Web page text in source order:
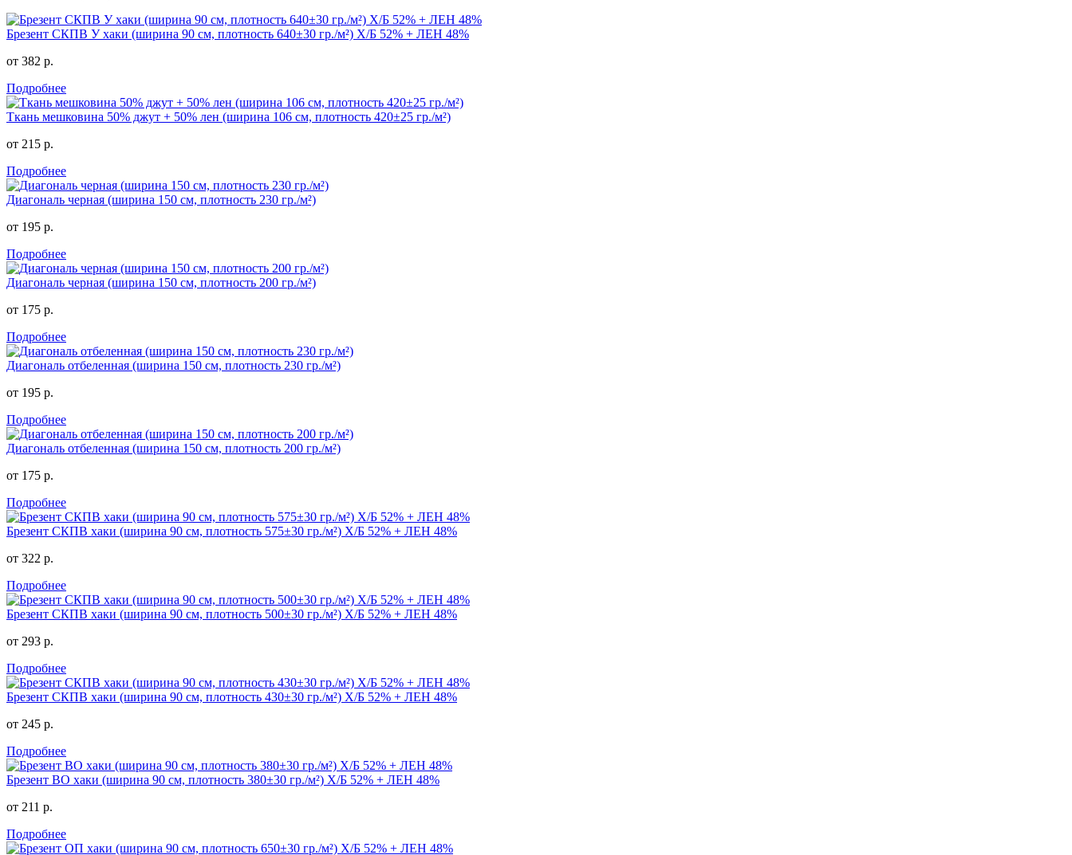
Брезент СКПВ У хаки (ширина 90 см, плотность 640±30 гр./м²) Х/Б 52% + ЛЕН 48%
от 382 р.
Подробнее
Ткань мешковина 50% джут + 50% лен (ширина 106 см, плотность 420±25 гр./м²)
от 215 р.
Подробнее
Диагональ черная (ширина 150 см, плотность 230 гр./м²)
от 195 р.
Подробнее
Диагональ черная (ширина 150 см, плотность 200 гр./м²)
от 175 р.
Подробнее
Диагональ отбеленная (ширина 150 см, плотность 230 гр./м²)
от 195 р.
Подробнее
Диагональ отбеленная (ширина 150 см, плотность 200 гр./м²)
от 175 р.
Подробнее
Брезент СКПВ хаки (ширина 90 см, плотность 575±30 гр./м²) Х/Б 52% + ЛЕН 48%
от 322 р.
Подробнее
Брезент СКПВ хаки (ширина 90 см, плотность 500±30 гр./м²) Х/Б 52% + ЛЕН 48%
от 293 р.
Подробнее
Брезент СКПВ хаки (ширина 90 см, плотность 430±30 гр./м²) Х/Б 52% + ЛЕН 48%
от 245 р.
Подробнее
Брезент ВО хаки (ширина 90 см, плотность 380±30 гр./м²) Х/Б 52% + ЛЕН 48%
от 211 р.
Подробнее